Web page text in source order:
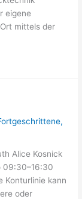
eigene
mittels der
,
Alice Kosnick
09:30–16:30
kann
oder